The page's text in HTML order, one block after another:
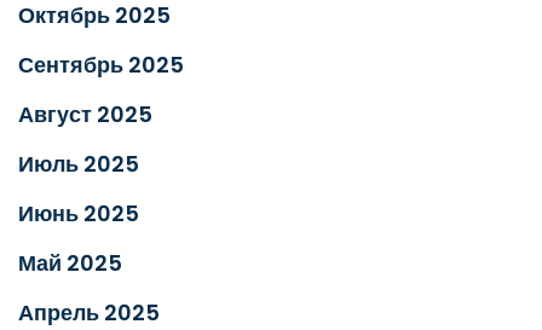
Октябрь 2025
Сентябрь 2025
Август 2025
Июль 2025
Июнь 2025
Май 2025
Апрель 2025